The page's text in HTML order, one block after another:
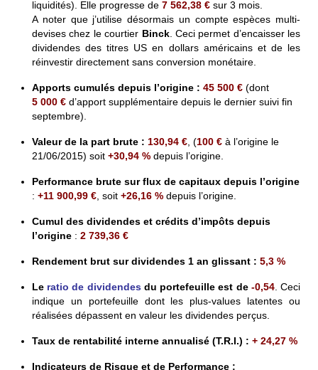
liquidités). Elle progresse de 7 562,38 € sur 3 mois.
A noter que j’utilise désormais un compte espèces multi-
devises chez le courtier Binck. Ceci permet d’encaisser les
dividendes des titres US en dollars américains et de les
réinvestir directement sans conversion monétaire.
Apports cumulés depuis l’origine : 45 500 € (dont
5 000 € d’apport supplémentaire depuis le dernier suivi fin
septembre).
Valeur de la part brute : 130,94 € , (100 € à l’origine le
21/06/2015) soit +30,94 % depuis l’origine.
Performance brute sur flux de capitaux depuis l’origine
: +11 900,99 € , soit +26,16 % depuis l’origine.
Cumul des dividendes et crédits d’impôts depuis
l’origine : 2 739,36 €
Rendement brut sur dividendes 1 an glissant : 5,3 %
Le ratio de dividendes du portefeuille est de -0,54. Ceci
indique un portefeuille dont les plus-values latentes ou
réalisées dépassent en valeur les dividendes perçus.
Taux de rentabilité interne annualisé (T.R.I.) : + 24,27 %
Indicateurs de Risque et de Performance :